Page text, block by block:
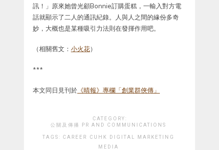
訊！」原來她曾光顧Bonnie訂購蛋糕，一輸入對方電
話就顯示了二人的通訊紀錄。人與人之間的緣份多奇
妙，大概也是某種吸引力法則在發揮作用吧。
（相關舊文： 小火花）
***
本文同日見刊於 《晴報》專欄「創業群俠傳」
CATEGORY:
公關及傳播 PR AND COMMUNICATIONS
TAGS: CAREER CUHK
DIGITAL MARKETING
MEDIA